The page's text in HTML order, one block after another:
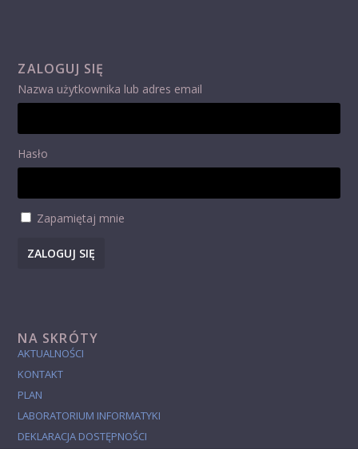
ZALOGUJ SIĘ
Nazwa użytkownika lub adres email
Hasło
Zapamiętaj mnie
ZALOGUJ SIĘ
NA SKRÓTY
AKTUALNOŚCI
KONTAKT
PLAN
LABORATORIUM INFORMATYKI
DEKLARACJA DOSTĘPNOŚCI